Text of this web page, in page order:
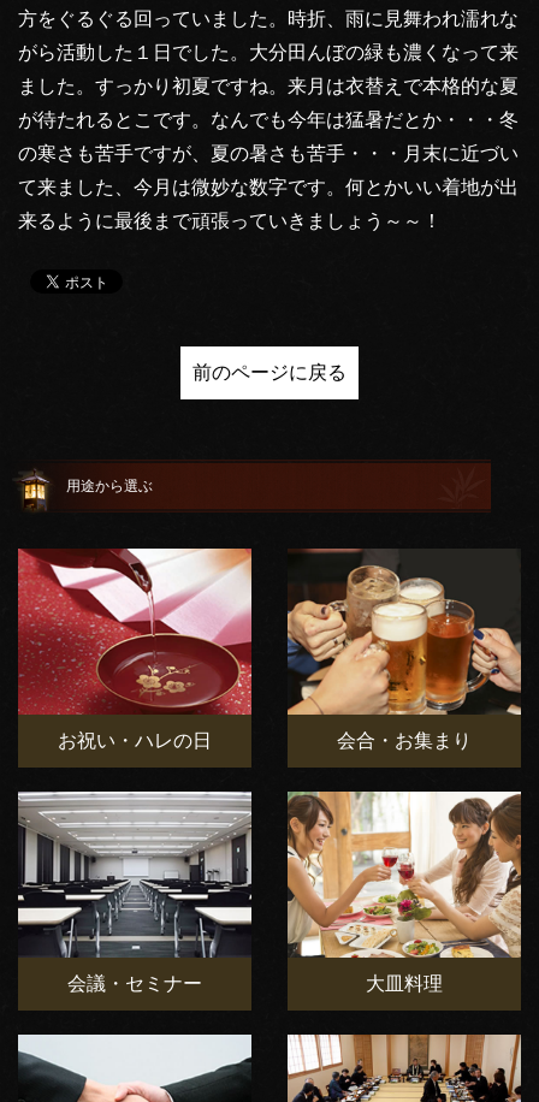
方をぐるぐる回っていました。時折、雨に見舞われ濡れな
がら活動した１日でした。大分田んぼの緑も濃くなって来
ました。すっかり初夏ですね。来月は衣替えで本格的な夏
が待たれるとこです。なんでも今年は猛暑だとか・・・冬
の寒さも苦手ですが、夏の暑さも苦手・・・月末に近づい
て来ました、今月は微妙な数字です。何とかいい着地が出
来るように最後まで頑張っていきましょう～～！
前のページに戻る
用途から選ぶ
お祝い・ハレの日 会合・お集まり
会議・セミナー 大皿料理